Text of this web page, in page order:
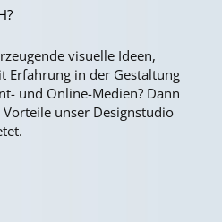
visuelle Ideen,
Erfahrung in der Gestaltung
und Online-Medien? Dann
Vorteile unser Designstudio